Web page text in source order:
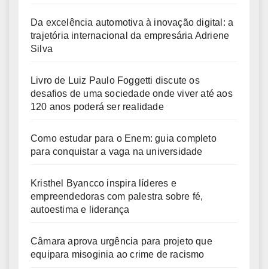
Da excelência automotiva à inovação digital: a
trajetória internacional da empresária Adriene
Silva
Livro de Luiz Paulo Foggetti discute os
desafios de uma sociedade onde viver até aos
120 anos poderá ser realidade
Como estudar para o Enem: guia completo
para conquistar a vaga na universidade
Kristhel Byancco inspira líderes e
empreendedoras com palestra sobre fé,
autoestima e liderança
Câmara aprova urgência para projeto que
equipara misoginia ao crime de racismo